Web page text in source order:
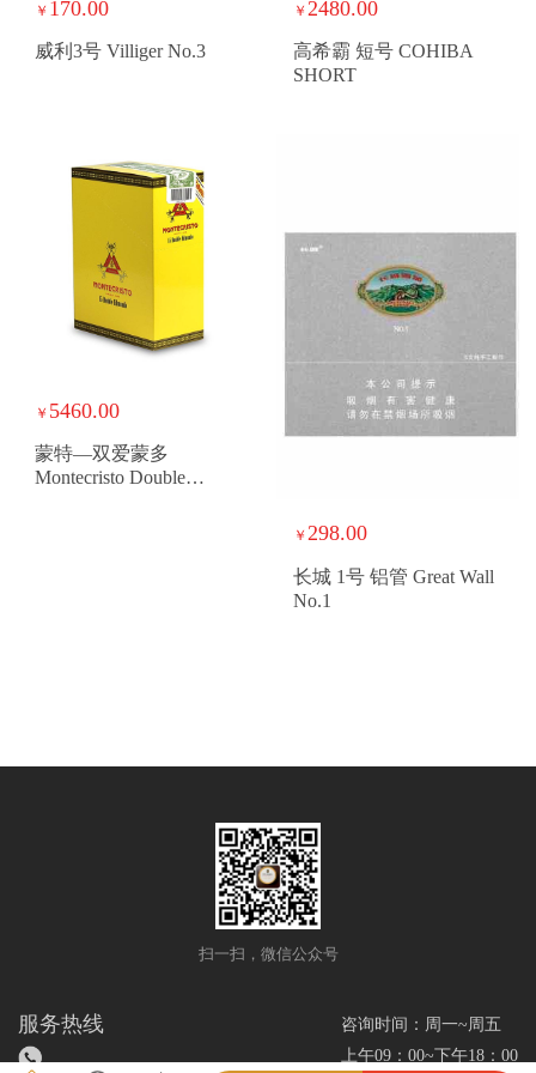
￥ 170.00
威利3号 Villiger No.3
￥ 2480.00
高希霸 短号 COHIBA
SHORT
￥ 5460.00
蒙特—双爱蒙多
Montecristo Double
￥ 298.00
长城 1号 铝管 Great Wall
No.1
扫一扫，微信公众号
服务热线
咨询时间：周一~周五
上午09：00~下午18：00